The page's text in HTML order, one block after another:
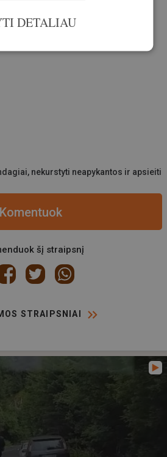
nekurstyti neapykantos ir apsieiti
Komentuok
šį straipsnį
STRAIPSNIAI
DETALIAU